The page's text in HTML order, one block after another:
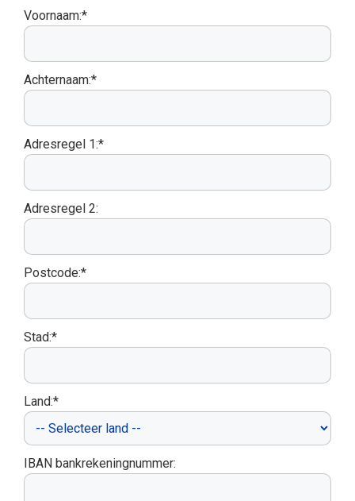
Voornaam:*
Achternaam:*
Adresregel 1:*
Adresregel 2:
Postcode:*
Stad:*
Land:*
IBAN bankrekeningnummer: